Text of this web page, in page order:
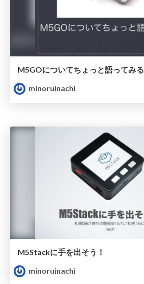
M5GOについてちょっと語ってみる
minoruinachi
M5Stackに手を出そう！
minoruinachi